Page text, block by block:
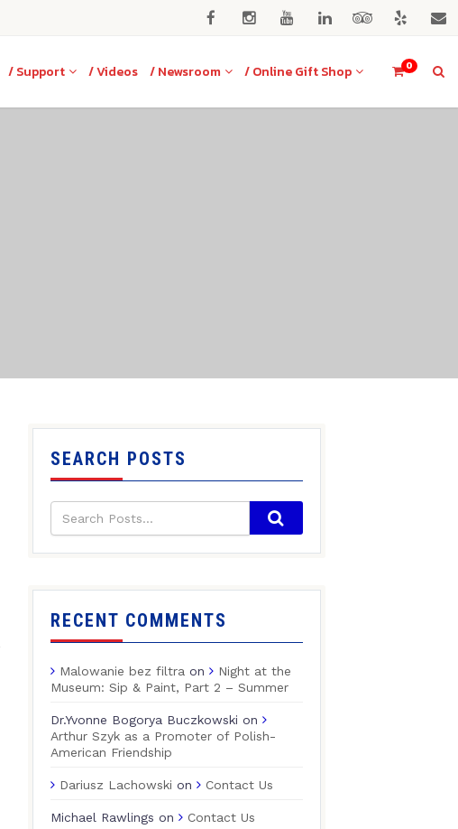
0
/ Support / Videos / Newsroom / Online Gift Shop
SEARCH POSTS
RECENT COMMENTS
Malowanie bez filtra on
Night at the
Museum: Sip & Paint, Part 2 – Summer
Dr.Yvonne Bogorya Buczkowski on
Arthur Szyk as a Promoter of Polish-
American Friendship
Dariusz Lachowski on Contact Us
Michael Rawlings on Contact Us